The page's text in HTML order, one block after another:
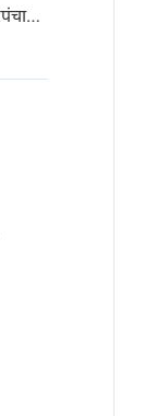
राज्यातील 246 नगरपरिषदा व 42 नगरपंचायतींचा निवडणूक कार्यक्रम जाहीर